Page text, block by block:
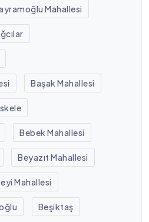
Mahallesi
Başak Mahallesi
Bebek Mahallesi
Beyazıt Mahallesi
Mahallesi
Beşiktaş